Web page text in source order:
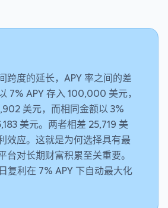
跨度的延长，APY 率之间的差
7% APY 存入 100,000 美元，
美元，而相同金额以 3%
美元。两者相差 25,719 美
效应。这就是为何选择具有最
台对长期财富积累至关重要。
利在 7% APY 下自动最大化